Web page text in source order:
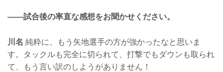
——試合後の率直な感想をお聞かせください。
川名 純粋に、もう矢地選手の方が強かったなと思いま
す。タックルも完全に切られて、打撃でもダウンも取られ
て、もう言い訳のしようがありません！